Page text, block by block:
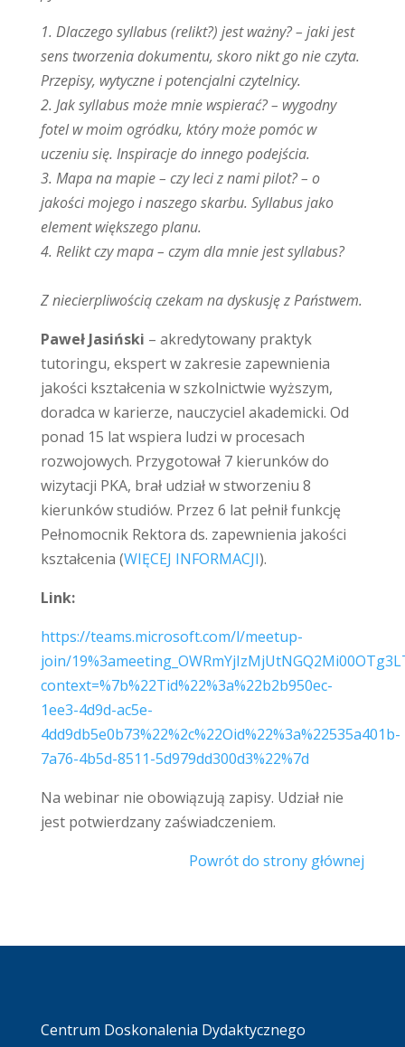
1. Dlaczego syllabus (relikt?) jest ważny? – jaki jest
sens tworzenia dokumentu, skoro nikt go nie czyta.
Przepisy, wytyczne i potencjalni czytelnicy.
2. Jak syllabus może mnie wspierać? – wygodny
fotel w moim ogródku, który może pomóc w
uczeniu się. Inspiracje do innego podejścia.
3. Mapa na mapie – czy leci z nami pilot? – o
jakości mojego i naszego skarbu. Syllabus jako
element większego planu.
4. Relikt czy mapa – czym dla mnie jest syllabus?
Z niecierpliwością czekam na dyskusję z Państwem.
Paweł Jasiński – akredytowany praktyk
tutoringu, ekspert w zakresie zapewnienia
jakości kształcenia w szkolnictwie wyższym,
doradca w karierze, nauczyciel akademicki. Od
ponad 15 lat wspiera ludzi w procesach
rozwojowych. Przygotował 7 kierunków do
wizytacji PKA, brał udział w stworzeniu 8
kierunków studiów. Przez 6 lat pełnił funkcję
Pełnomocnik Rektora ds. zapewnienia jakości
kształcenia (WIĘCEJ INFORMACJI).
Link:
https://teams.microsoft.com/l/meetup-
join/
context=%7b%22Tid%22%3a%22b2b950ec-
1ee3-4d9d-ac5e-
4dd9db5e0b73%22%2c%22Oid%22%3a%22535a401b-
7a76-4b5d-8511-5d979dd300d3%22%7d
Na webinar nie obowiązują zapisy. Udział nie
jest potwierdzany zaświadczeniem.
Powrót do strony głównej
Centrum Doskonalenia Dydaktycznego